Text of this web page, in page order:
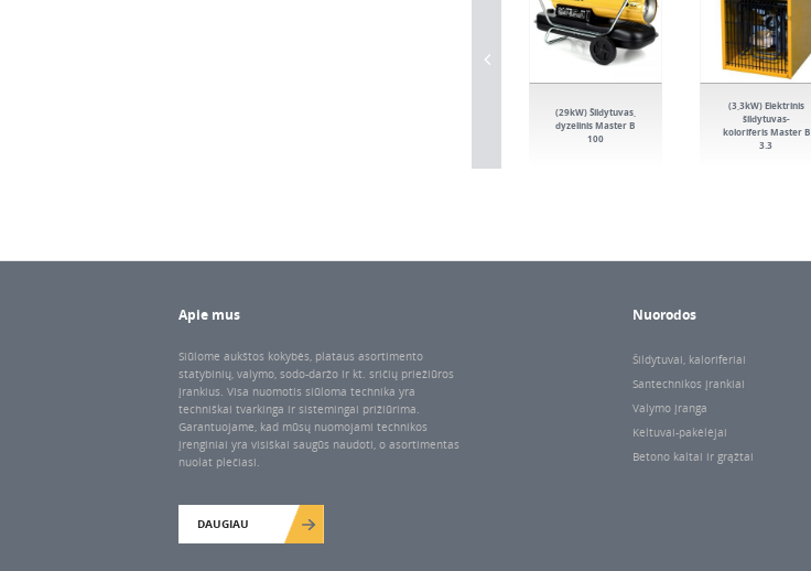
(29kW) Šildytuvas,
dyzelinis Master B
100
(3,3kW) Elektrinis
šildytuvas-
koloriferis Master B
3.3
Apie mus
Siūlome aukštos kokybės, plataus asortimento
statybinių, valymo, sodo-daržo ir kt. sričių priežiūros
įrankius. Visa nuomotis siūloma technika yra
techniškai tvarkinga ir sistemingai prižiūrima.
Garantuojame, kad mūsų nuomojami technikos
įrenginiai yra visiškai saugūs naudoti, o asortimentas
nuolat plečiasi.
DAUGIAU
Nuorodos
Šildytuvai, kaloriferiai
Santechnikos įrankiai
Valymo įranga
Keltuvai-pakėlėjai
Betono kaltai ir grąžtai